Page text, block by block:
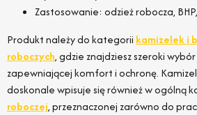
Zastosowanie: odzież robocza,
Produkt należy do kategorii kamizelek i
roboczych, gdzie znajdziesz szeroki wybór
zapewniającej komfort i ochronę.
doskonale wpisuje się również w ogólną
roboczej, przeznaczonej zarówno do